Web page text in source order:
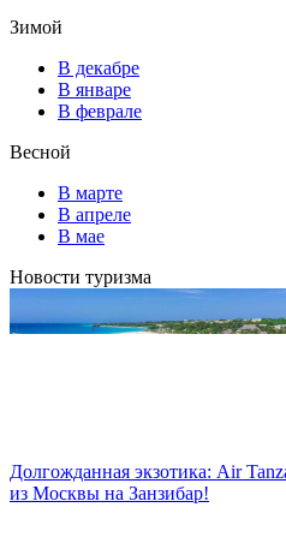
Зимой
В декабре
В январе
В феврале
Весной
В марте
В апреле
В мае
Новости туризма
Долгожданная экзотика: Air
из Москвы на Занзибар!